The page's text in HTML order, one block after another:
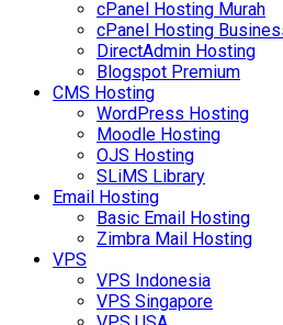
cPanel Hosting Murah
cPanel Hosting
DirectAdmin Hosting
Blogspot Premium
CMS Hosting
WordPress Hosting
Moodle Hosting
OJS Hosting
SLiMS Library
Email Hosting
Basic Email Hosting
Zimbra Mail Hosting
VPS
VPS Indonesia
VPS Singapore